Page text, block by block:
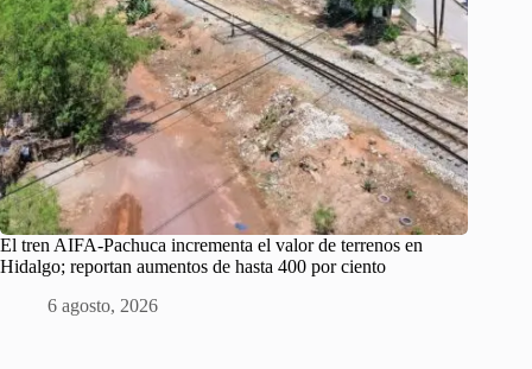
El tren AIFA-Pachuca incrementa el valor de terrenos en
Hidalgo; reportan aumentos de hasta 400 por ciento
6 agosto, 2026